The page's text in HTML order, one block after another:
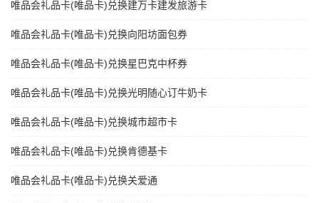
唯品会礼品卡(唯品卡)兑换建万卡建发旅游卡
唯品会礼品卡(唯品卡)兑换向阳坊面包券
唯品会礼品卡(唯品卡)兑换星巴克中杯券
唯品会礼品卡(唯品卡)兑换光明随心订牛奶卡
唯品会礼品卡(唯品卡)兑换城市超市卡
唯品会礼品卡(唯品卡)兑换肯德基卡
唯品会礼品卡(唯品卡)兑换关爱通